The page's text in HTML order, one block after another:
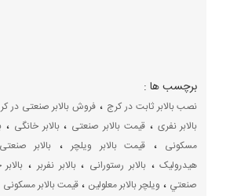
برچسب ها :
نصب بالابر ثابت در کرج ، فروش بالابر صنعتی در
بالابر نفری ،قیمت بالابر صنعتی ،بالابر خانگی ،
مسکونی ، قیمت بالابر ویلچر، بالابر
هیدرولیک،بالابر رستورانی ،بالابر نفربر،
صنعتي ، ویلچر بالابر معلولین ، قیمت بالابر مسکونی